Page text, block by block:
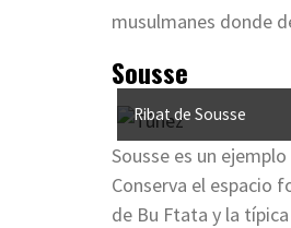
musulmanes donde
Sousse
Ribat de Sousse
Sousse es un
Conserva el espacio
de Bu Ftata y la típica